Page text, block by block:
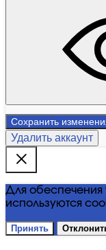
Сохранить
Удалить аккаунт
Для обеспечения
используются
Принять